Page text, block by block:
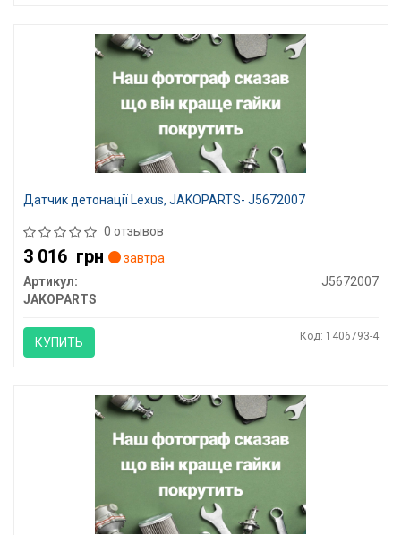
Датчик детонації Lexus, JAKOPARTS- J5672007
0 отзывов
3 016 грн
завтра
Артикул:
J5672007
JAKOPARTS
КУПИТЬ Код: 1406793-4